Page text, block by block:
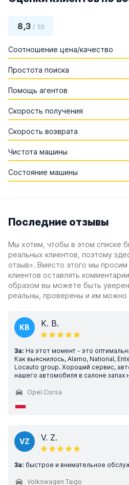
8,3/ 10
Соотношение цена/качество
Простота поиска
Помощь агентов
Скорость получения
Скорость возврата
Чистота машины
Состояние машины
Последние отзывы
Мы хотим, чтобы в этом списке
реальных клиентов, поэтому
отзыв». Вместо этого мы
клиентов оставлять
образом вы можете быть
реальны, проверены и им можно
KB K. B.
За: На этот момент - это
Как выяснилось, Alamo, National,
Locauto group. Хороший сервис,
нашего автомобиля в салоне запах
Opel Corsa
VZ V. Z.
За: быстрое и внимательное
Volkswagen Taigo